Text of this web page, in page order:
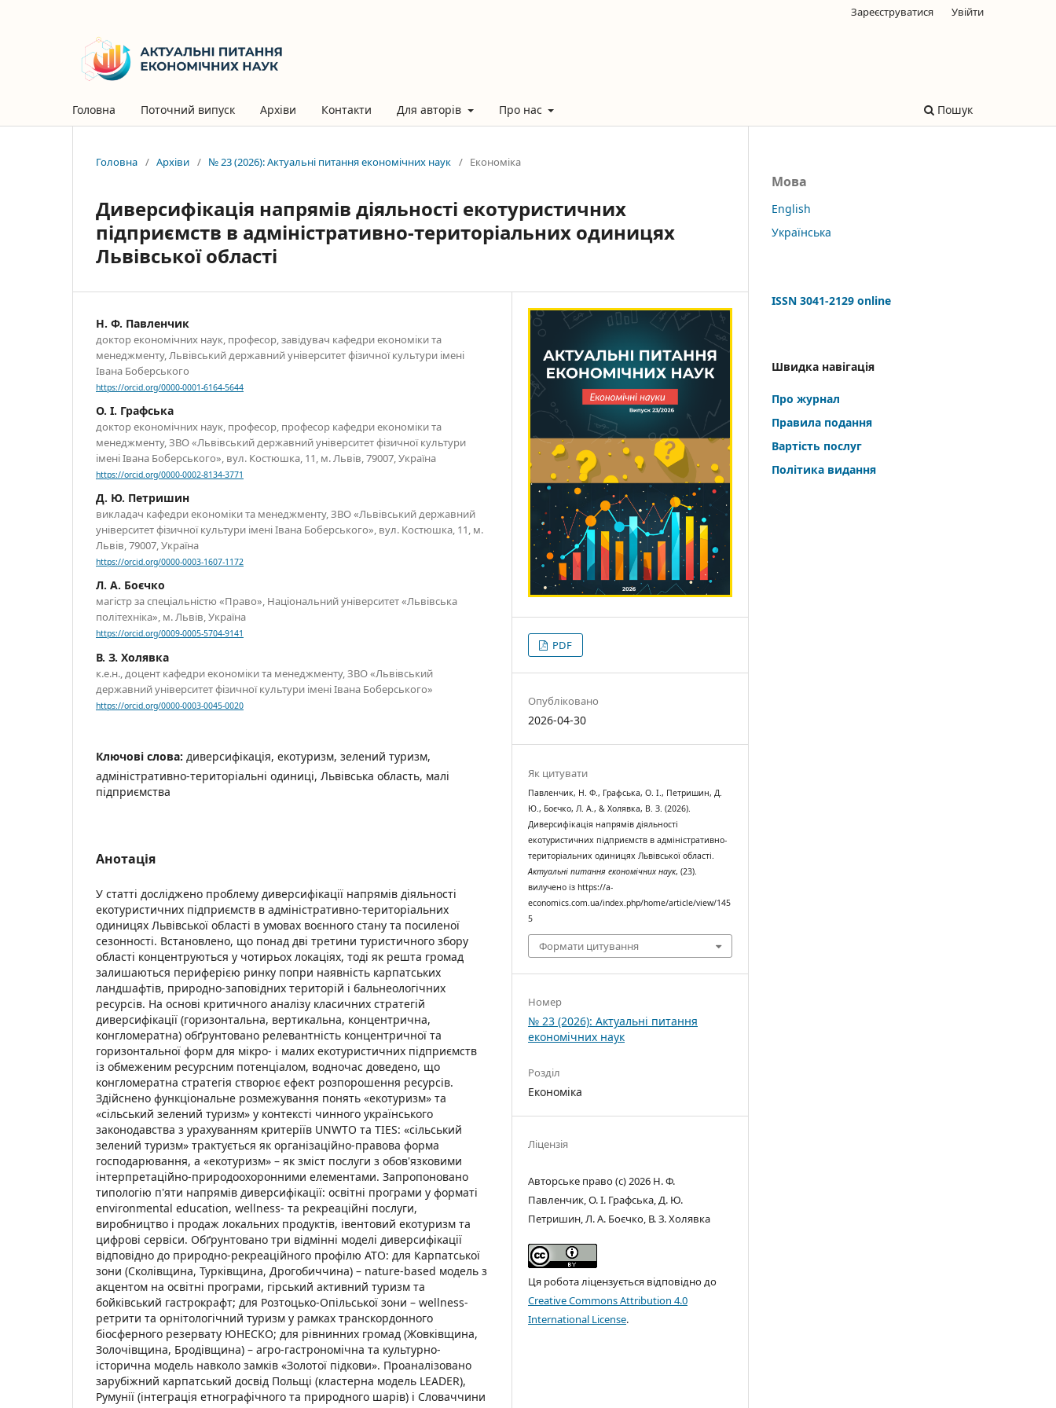
Головна Поточний випуск Архіви Контакти Для авторів Про нас Пошук
Зареєструватися Увійти
Головна / Архіви / № 23 (2026): Актуальні питання економічних наук / Економіка
Диверсифікація напрямів діяльності екотуристичних
підприємств в адміністративно-територіальних одиницях
Львівської області
Н. Ф. Павленчик
доктор економічних наук, професор, завідувач кафедри економіки та
менеджменту, Львівський державний університет фізичної культури імені
Івана Боберського
https://orcid.org/0000-0001-6164-5644
О. І. Графська
доктор економічних наук, професор, професор кафедри економіки та
менеджменту, ЗВО «Львівський державний університет фізичної культури
імені Івана Боберського», вул. Костюшка, 11, м. Львів, 79007, Україна
https://orcid.org/0000-0002-8134-3771
Д. Ю. Петришин
викладач кафедри економіки та менеджменту, ЗВО «Львівський державний
університет фізичної культури імені Івана Боберського», вул. Костюшка, 11, м.
Львів, 79007, Україна
https://orcid.org/0000-0003-1607-1172
Л. А. Боєчко
магістр за спеціальністю «Право», Національний університет «Львівська
політехніка», м. Львів, Україна
https://orcid.org/0009-0005-5704-9141
В. З. Холявка
к.е.н., доцент кафедри економіки та менеджменту, ЗВО «Львівський
державний університет фізичної культури імені Івана Боберського»
https://orcid.org/0000-0003-0045-0020
Ключові слова: диверсифікація, екотуризм, зелений туризм,
адміністративно-територіальні одиниці, Львівська область, малі
підприємства
Анотація
У статті досліджено проблему диверсифікації напрямів діяльності
екотуристичних підприємств в адміністративно-територіальних
одиницях Львівської області в умовах воєнного стану та посиленої
сезонності. Встановлено, що понад дві третини туристичного збору
області концентруються у чотирьох локаціях, тоді як решта громад
залишаються периферією ринку попри наявність карпатських
ландшафтів, природно-заповідних територій і бальнеологічних
ресурсів. На основі критичного аналізу класичних стратегій
диверсифікації (горизонтальна, вертикальна, концентрична,
конгломератна) обґрунтовано релевантність концентричної та
горизонтальної форм для мікро- і малих екотуристичних підприємств
із обмеженим ресурсним потенціалом, водночас доведено, що
конгломератна стратегія створює ефект розпорошення ресурсів.
Здійснено функціональне розмежування понять «екотуризм» та
«сільський зелений туризм» у контексті чинного українського
законодавства з урахуванням критеріїв UNWTO та TIES: «сільський
зелений туризм» трактується як організаційно-правова форма
господарювання, а «екотуризм» – як зміст послуги з обов'язковими
інтерпретаційно-природоохоронними елементами. Запропоновано
типологію п'яти напрямів диверсифікації: освітні програми у форматі
environmental education, wellness- та рекреаційні послуги,
виробництво і продаж локальних продуктів, івентовий екотуризм та
цифрові сервіси. Обґрунтовано три відмінні моделі диверсифікації
відповідно до природно-рекреаційного профілю АТО: для Карпатської
зони (Сколівщина, Турківщина, Дрогобиччина) – nature-based модель з
акцентом на освітні програми, гірський активний туризм та
бойківський гастрокрафт; для Розтоцько-Опільської зони – wellness-
ретрити та орнітологічний туризм у рамках транскордонного
біосферного резервату ЮНЕСКО; для рівнинних громад (Жовківщина,
Золочівщина, Бродівщина) – агро-гастрономічна та культурно-
історична модель навколо замків «Золотої підкови». Проаналізовано
зарубіжний карпатський досвід Польщі (кластерна модель LEADER),
Румунії (інтеграція етнографічного та природного шарів) і Словаччини
PDF
Опубліковано
2026-04-30
Як цитувати
Павленчик, Н. Ф., Графська, О. І., Петришин, Д.
Ю., Боєчко, Л. А., & Холявка, В. З. (2026).
Диверсифікація напрямів діяльності
екотуристичних підприємств в адміністративно-
територіальних одиницях Львівської області.
Актуальні питання економічних наук, (23).
вилучено із https://a-
economics.com.ua/index.php/home/article/view/145
5
Формати цитування
Номер
№ 23 (2026): Актуальні питання
економічних наук
Розділ
Економіка
Ліцензія
Авторське право (c) 2026 Н. Ф.
Павленчик, О. І. Графська, Д. Ю.
Петришин, Л. А. Боєчко, В. З. Холявка
Ця робота ліцензується відповідно до
Creative Commons Attribution 4.0
International License.
Мова
English
Українська
ISSN 3041-2129 online
Швидка навігація
Про журнал
Правила подання
Вартість послуг
Політика видання